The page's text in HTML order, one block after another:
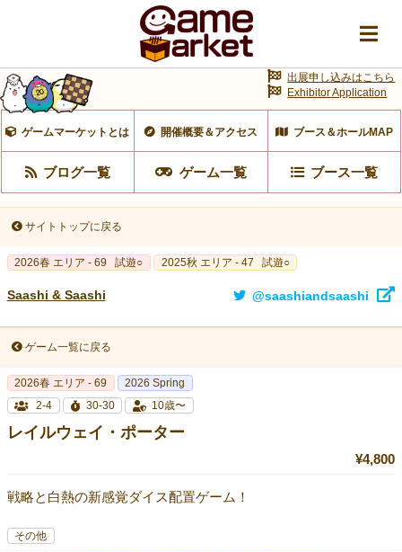
ゲームマーケットとは 開催概要＆アクセス ブース＆ホールMAP
ブログ一覧 ゲーム一覧 ブース一覧
出展申し込みはこちら
Exhibitor Application
サイトトップに戻る
2026春 エリア - 69 試遊○ 2025秋 エリア - 47 試遊○
Saashi & Saashi @saashiandsaashi
ゲーム一覧に戻る
2026春 エリア - 69
2026 Spring
2-4
30-30 10歳〜
レイルウェイ・ポーター
¥4,800
戦略と白熱の新感覚ダイス配置ゲーム！
その他